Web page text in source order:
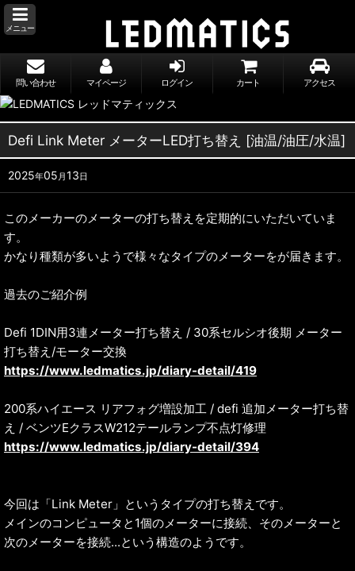
メニュー
問い合わせ マイページ ログイン カート アクセス
Defi Link Meter メーターLED打ち替え [油温/油圧/水温]
2025年05 月13日
このメーカーのメーターの打ち替えを定期的にいただいていま
す。
かなり種類が多いようで様々なタイプのメーターをが届きます。
過去のご紹介例
Defi 1DIN用3連メーター打ち替え / 30系セルシオ後期 メーター
打ち替え/モーター交換
https://www.ledmatics.jp/diary-detail/419
200系ハイエース リアフォグ増設加工 / defi 追加メーター打ち替
え / ベンツEクラスW212テールランプ不点灯修理
https://www.ledmatics.jp/diary-detail/394
今回は「Link Meter」というタイプの打ち替えです。
メインのコンピュータと1個のメーターに接続、そのメーターと
次のメーターを接続...という構造のようです。